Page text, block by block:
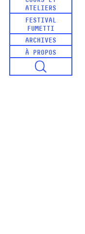
ATELIERS
FESTIVAL
FUMETTI
ARCHIVES
À PROPOS